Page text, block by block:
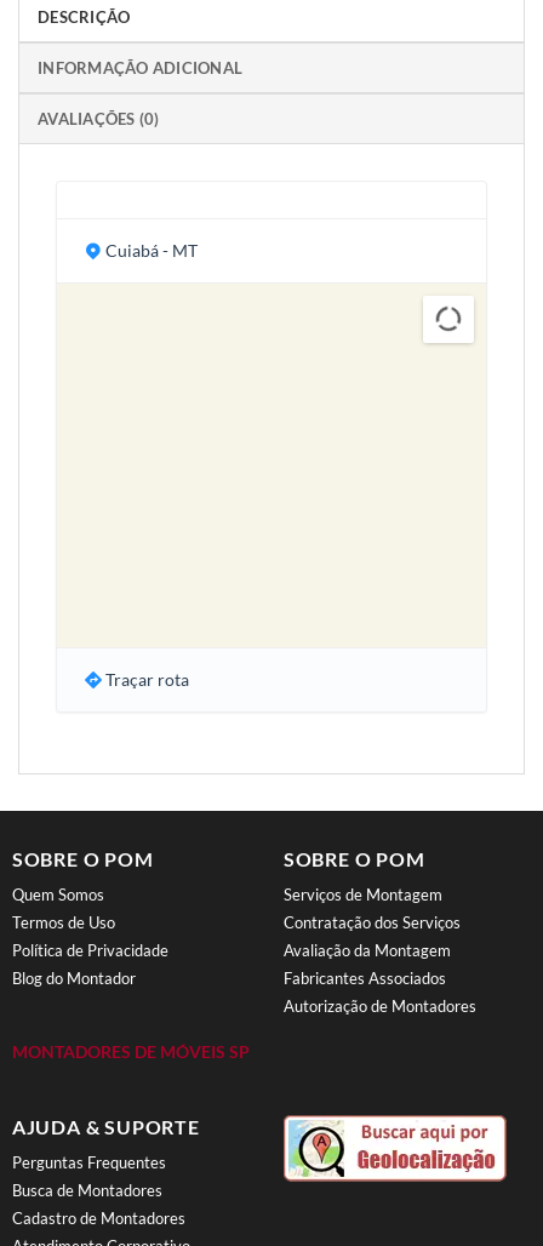
DESCRIÇÃO
INFORMAÇÃO ADICIONAL
AVALIAÇÕES (0)
Cuiabá - MT
Traçar rota
SOBRE O POM
Quem Somos
Termos de Uso
Política de Privacidade
Blog do Montador
MONTADORES DE MÓVEIS SP
SOBRE O POM
Serviços de Montagem
Contratação dos Serviços
Avaliação da Montagem
Fabricantes Associados
Autorização de Montadores
AJUDA & SUPORTE
Perguntas Frequentes
Busca de Montadores
Cadastro de Montadores